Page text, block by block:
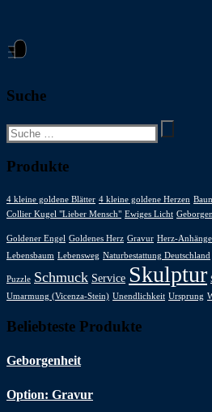
Suche
Suchen
nach:
Produkte
4 kleine goldene Blätter 4 kleine goldene Herzen
Collier Kugel "Lieber Mensch" Ewiges Licht
Goldener Engel Goldenes Herz Gravur Herz-
Lebensbaum Lebensweg Naturbestattung Deutschland
Puzzle Schmuck Service Skulptur
Umarmung (Vicenza-Stein) Unendlichkeit Ursprung
Beliebteste Produkte
Geborgenheit
Option: Gravur